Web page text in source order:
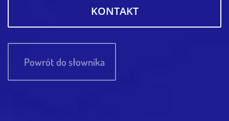
KONTAKT
Powrót do słownika